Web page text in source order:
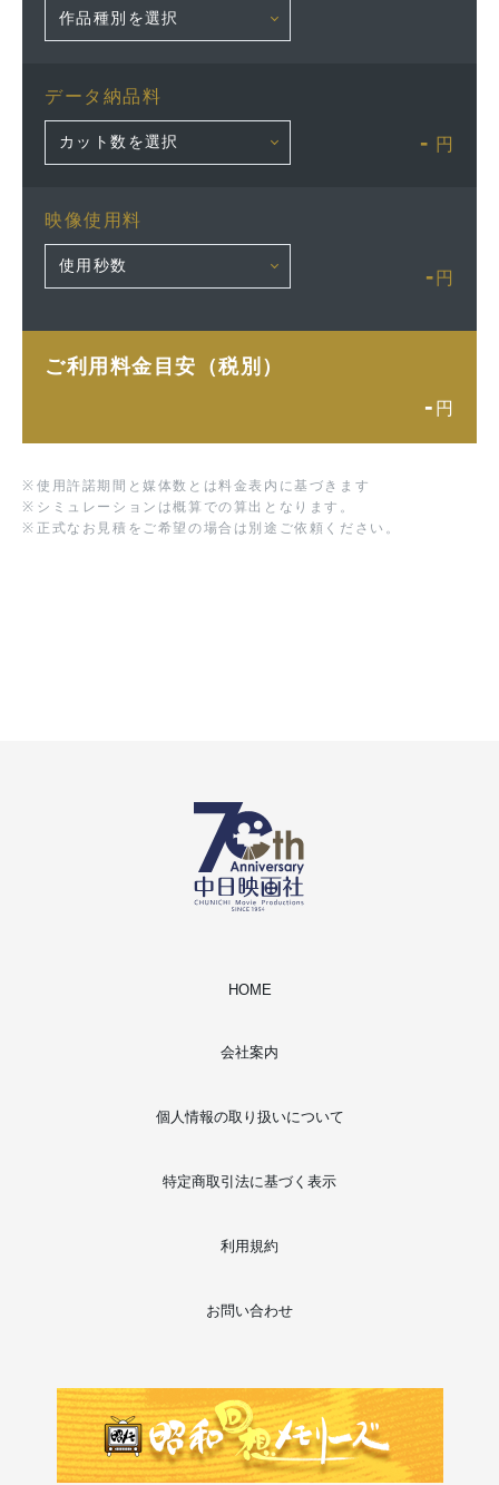
データ納品料
- 円
映像使用料
- 円
ご利用料金目安（税別）
- 円
※ 使用許諾期間と媒体数とは料金表内に基づきます
※ シミュレーションは概算での算出となります。
※ 正式なお見積をご希望の場合は別途ご依頼ください。
HOME
会社案内
個人情報の取り扱いについて
特定商取引法に基づく表示
利用規約
お問い合わせ